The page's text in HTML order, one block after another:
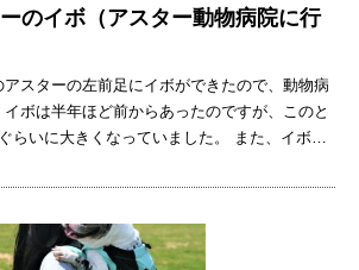
のイボ（アスター動物病院に行
スターの左前足にイボができたので、動物病
ボは半年ほど前からあったのですが、このと
大きくなっていました。 また、イボと
うのも受診の理由でした。前日の夜に干し芋
それが足の痛みの原因として疑わしくはあった